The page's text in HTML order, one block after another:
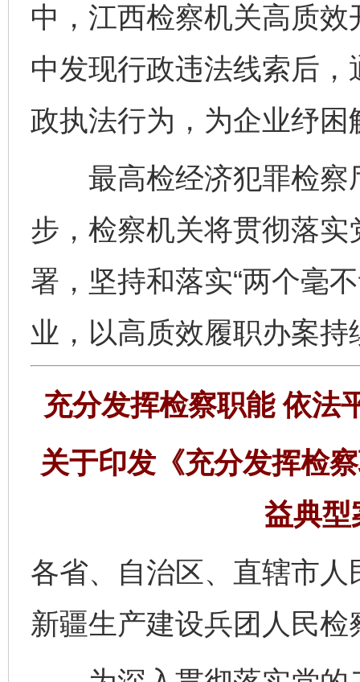
中，江西检察机关高质
中发现行政违法线索后
政执法行为，为企业纾困
最高检经济犯罪检察
步，检察机关将贯彻落
署，坚持和落实“两个毫
业，以高质效履职办案
充分发挥检察职能 依法
关于印发《充分发挥检
益典型
各省、自治区、直辖市
新疆生产建设兵团人民检